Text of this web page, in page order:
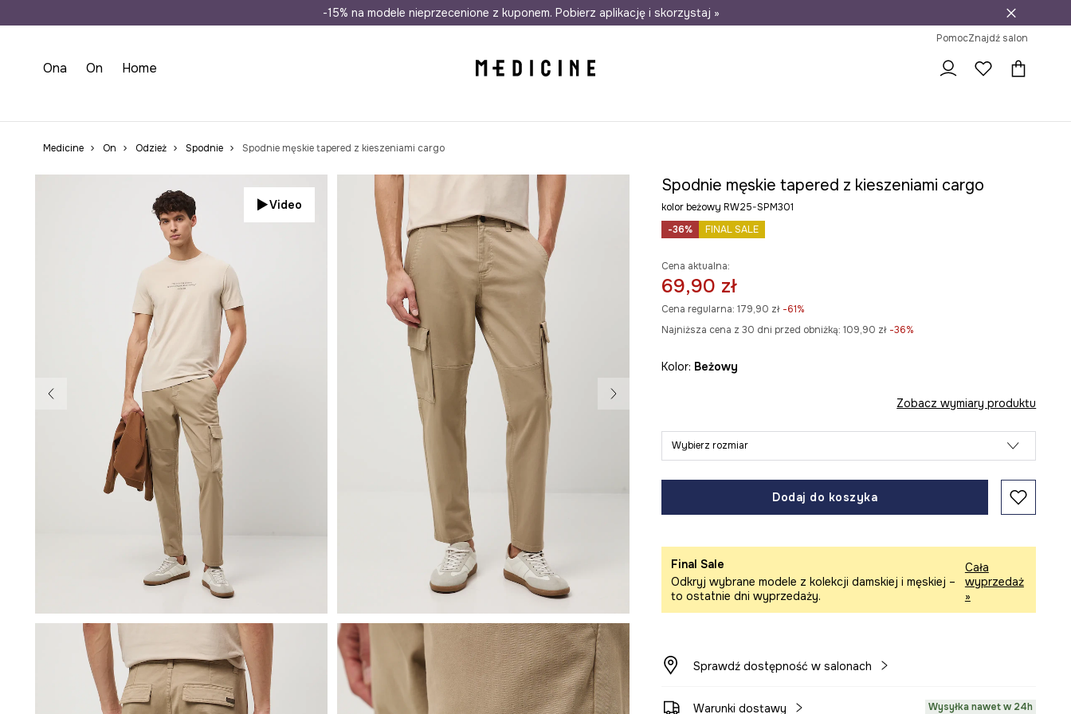
Wysyłka nawet w 24h Darmowa dostawa do salonów 30 dni na zwrot
-15% na modele nieprzecenione z kuponem. Pobierz aplikację i skorzystaj »
PomocZnajdź salon
Ona On Home
Medicine On Odzież Spodnie Spodnie męskie tapered z kieszeniami cargo
Video
Spodnie męskie tapered z kieszeniami cargo
kolor beżowy RW25-SPM301
-36%
FINAL SALE
Cena aktualna:
69,90 zł
Cena regularna: 179,90 zł-61%
Najniższa cena z 30 dni przed obniżką: 109,90 zł -36%
Kolor: beżowy
Zobacz wymiary produktu
Wybierz rozmiar
Dodaj do koszyka
Final Sale
Odkryj wybrane modele z kolekcji damskiej i męskiej –
to ostatnie dni wyprzedaży.
Cała
wyprzedaż
»
Sprawdź dostępność w salonach
Warunki dostawy Wysyłka nawet w 24h